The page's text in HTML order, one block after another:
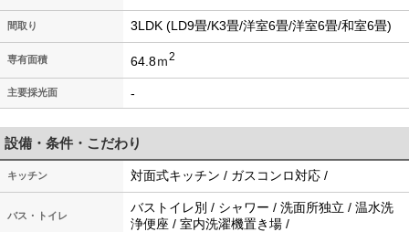
間取り 3LDK (LD9畳/K3畳/洋室6畳/洋室6畳/和室6畳)
専有面積 64.8ｍ2
主要採光面 -
設備・条件・こだわり
キッチン 対面式キッチン / ガスコンロ対応 /
バス・トイレ
バストイレ別 / シャワー / 洗面所独立 / 温水洗
浄便座 / 室内洗濯機置き場 /